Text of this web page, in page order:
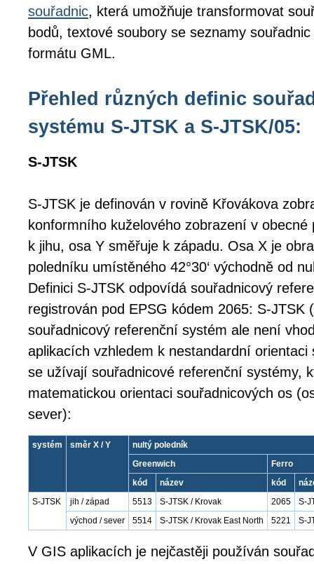
souřadnic, která umožňuje transformovat
bodů, textové soubory se seznamy
formátu GML.
Přehled různých definic
systému S-JTSK a S-JTSK/05:
S-JTSK
S-JTSK je definován v rovině Křovákova
konformního kuželového zobrazení v
k jihu, osa Y směřuje k západu. Osa X je
poledníku umístěného 42°30‘ východně od
Definici S-JTSK odpovídá souřadnicový
registrován pod EPSG kódem 2065: S-JTSK
souřadnicový referenční systém ale není
aplikacích vzhledem k nestandardní orientaci
se užívají souřadnicové referenční systémy,
matematickou orientaci souřadnicových os
sever):
systém směr X / Y
nultý poledník
Greenwich
Ferro
kód
název kód
S-JTSK
jih / západ 5513 S-JTSK / Krovak 2065
S-
východ / sever
5514 S-JTSK / Krovak East North 5221 S-
V GIS aplikacích je nejčastěji používán